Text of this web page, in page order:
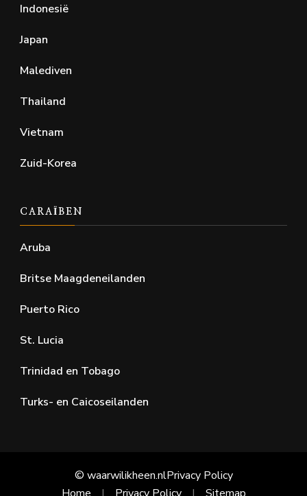
Indonesië
Japan
Malediven
Thailand
Vietnam
Zuid-Korea
CARAÏBEN
Aruba
Britse Maagdeneilanden
Puerto Rico
St. Lucia
Trinidad en Tobago
Turks- en Caicoseilanden
© waarwilikheen.nlPrivacy Policy
Home
Privacy Policy Sitemap